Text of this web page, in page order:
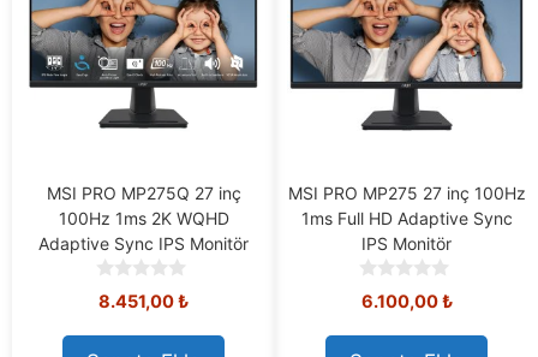
MSI PRO MP275Q 27 inç
100Hz 1ms 2K WQHD
Adaptive Sync IPS Monitör
0
o
u
8.451,00₺
MSI PRO MP275 27 inç 100Hz
1ms Full HD Adaptive Sync
IPS Monitör
0
o
u
6.100,00₺